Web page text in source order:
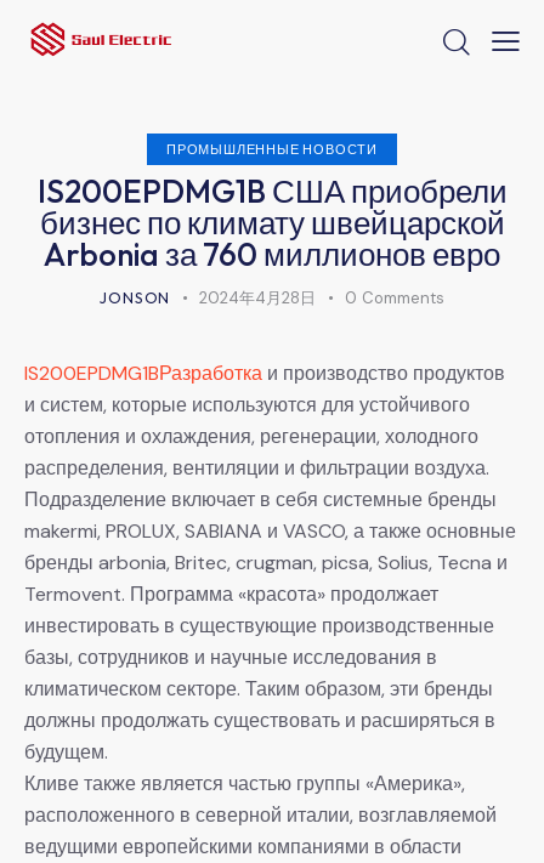
ПРОМЫШЛЕННЫЕ НОВОСТИ
IS200EPDMG1B США приобрели
бизнес по климату швейцарской
Arbonia за 760 миллионов евро
JONSON 2024年4月28日 0 Comments
IS200EPDMG1BРазработка и производство продуктов
и систем, которые используются для устойчивого
отопления и охлаждения, регенерации, холодного
распределения, вентиляции и фильтрации воздуха.
Подразделение включает в себя системные бренды
makermi, PROLUX, SABIANA и VASCO, а также основные
бренды arbonia, Britec, crugman, picsa, Solius, Tecna и
Termovent. Программа «красота» продолжает
инвестировать в существующие производственные
базы, сотрудников и научные исследования в
климатическом секторе. Таким образом, эти бренды
должны продолжать существовать и расширяться в
будущем.
Кливе также является частью группы «Америка»,
расположенного в северной италии, возглавляемой
ведущими европейскими компаниями в области